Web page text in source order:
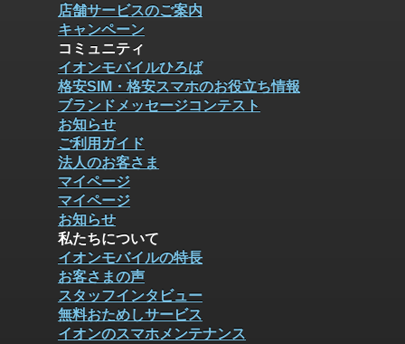
店舗サービスのご案内
キャンペーン
コミュニティ
イオンモバイルひろば
格安SIM・格安スマホのお役立ち情報
ブランドメッセージコンテスト
お知らせ
ご利用ガイド
法人のお客さま
マイページ
マイページ
お知らせ
私たちについて
イオンモバイルの特長
お客さまの声
スタッフインタビュー
無料おためしサービス
イオンのスマホメンテナンス